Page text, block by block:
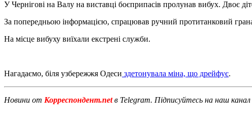
У Чернігові на Валу на виставці боєприпасів пролунав вибух. Двоє
За попередньою інформацією, спрацював ручний протитанковий
На місце вибуху виїхали екстрені служби.
Нагадаємо, біля узбережжя Одеси здетонувала міна, що дрейфує.
Новини от Корреспондент.netв Telegram. Підписуйтесь на наш канал